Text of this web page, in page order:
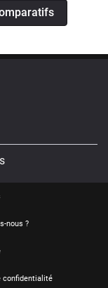
nous ?
confidentialité